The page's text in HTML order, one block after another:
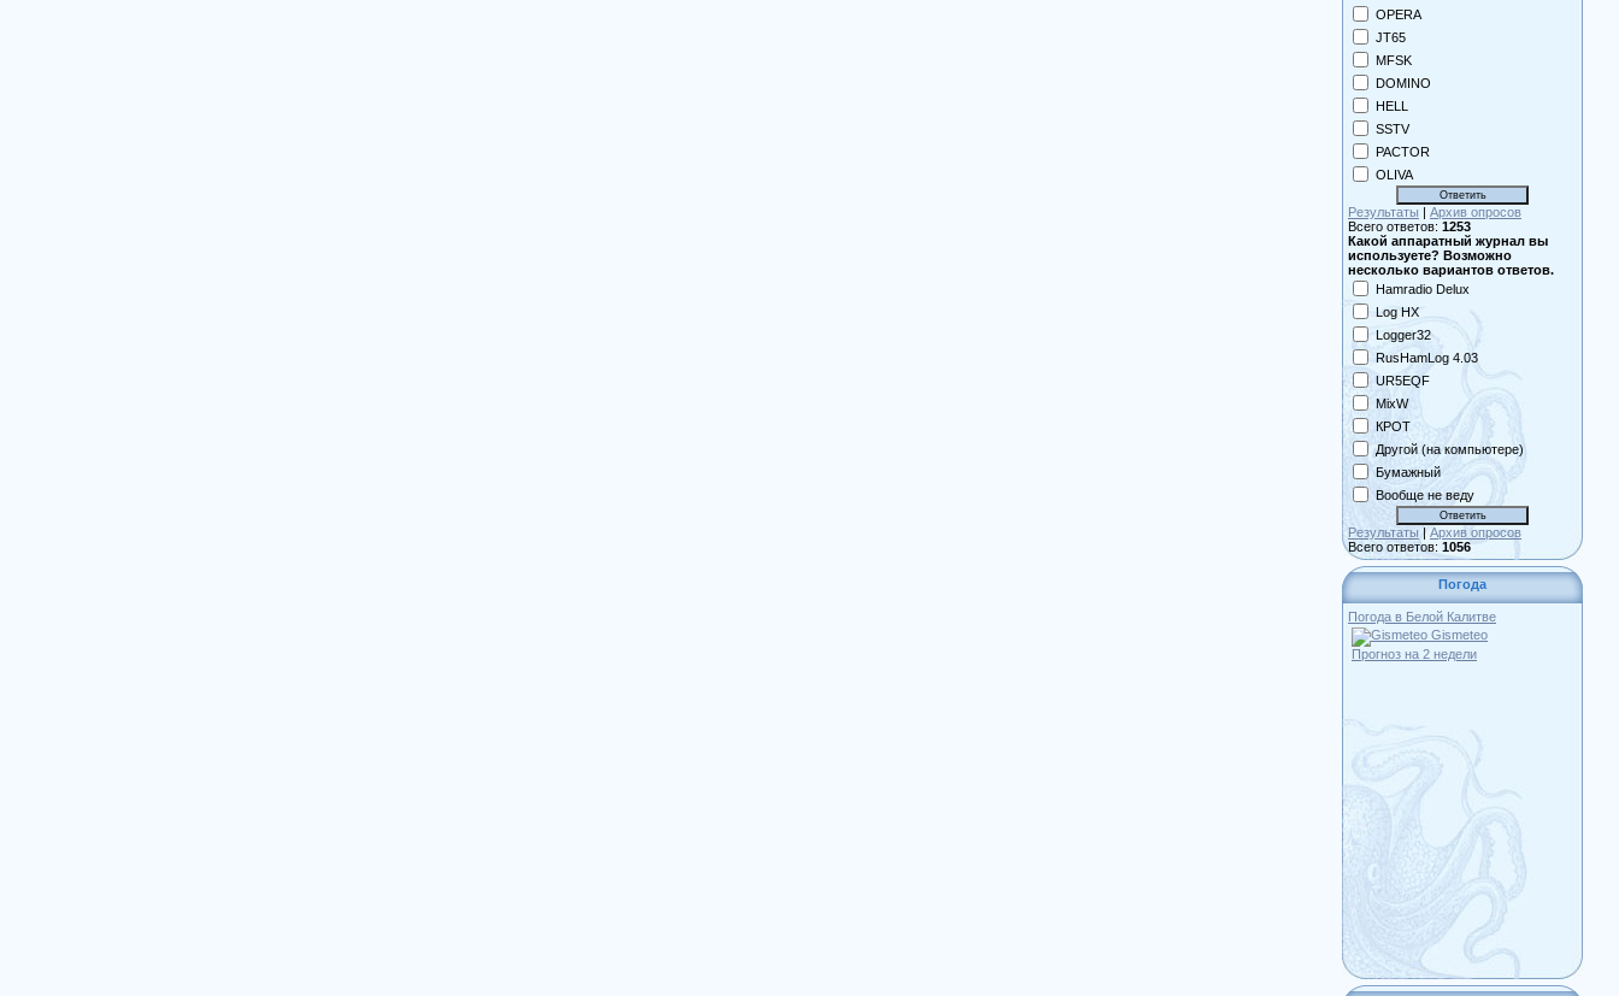
OPERA
JT65
MFSK
DOMINO
HELL
SSTV
PACTOR
OLIVA
Результаты | Архив опросов
Всего ответов: 1253
Какой аппаратный журнал вы
используете? Возможно
несколько вариантов ответов.
Hamradio Delux
Log HX
Logger32
RusHamLog 4.03
UR5EQF
MixW
КРОТ
Другой (на компьютере)
Бумажный
Вообще не веду
Результаты | Архив опросов
Всего ответов: 1056
Погода
Погода в Белой Калитве
Gismeteo
Прогноз на 2 недели